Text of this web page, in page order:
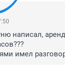
написал,
имел